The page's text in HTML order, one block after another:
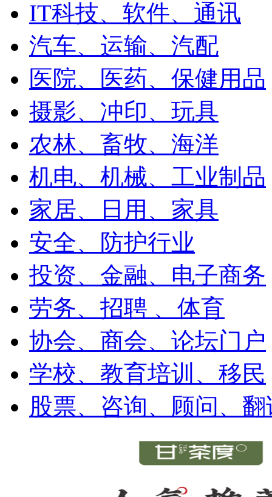
IT科技、软件、通讯
汽车、运输、汽配
医院、医药、保健用品
摄影、冲印、玩具
农林、畜牧、海洋
机电、机械、工业制品
家居、日用、家具
安全、防护行业
投资、金融、电子商务
劳务、招聘 、体育
协会、商会、论坛门户
学校、教育培训、移民
股票、咨询、顾问、翻